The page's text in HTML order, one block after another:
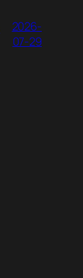
2026-
07-29